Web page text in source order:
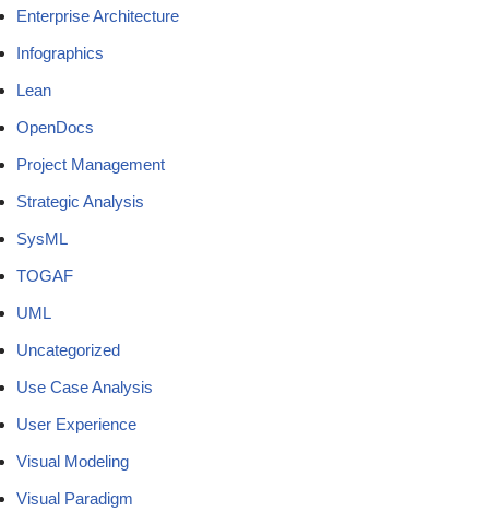
Enterprise Architecture
Infographics
Lean
OpenDocs
Project Management
Strategic Analysis
SysML
TOGAF
UML
Uncategorized
Use Case Analysis
User Experience
Visual Modeling
Visual Paradigm